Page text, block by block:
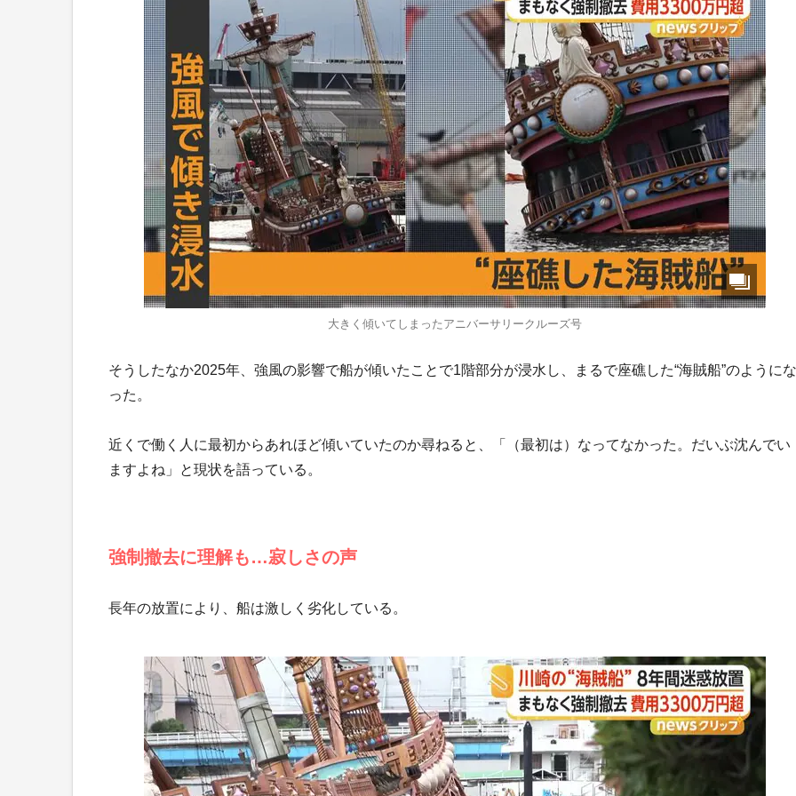
大きく傾いてしまったアニバーサリークルーズ号
そうしたなか2025年、強風の影響で船が傾いたことで1階部分が浸水し、まるで座礁した“海賊船”のようにな
った。
近くで働く人に最初からあれほど傾いていたのか尋ねると、「（最初は）なってなかった。だいぶ沈んでい
ますよね」と現状を語っている。
強制撤去に理解も…寂しさの声
長年の放置により、船は激しく劣化している。